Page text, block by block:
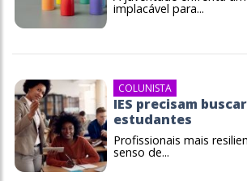
implacável para...
COLUNISTA
IES precisam
estudantes
Profissionais mais
senso de...